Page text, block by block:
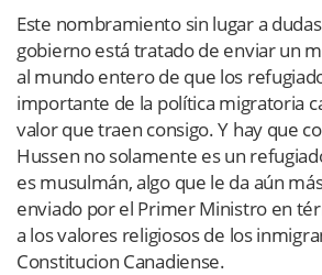
Este nombramiento sin lugar a
gobierno está tratado de enviar un
al mundo entero de que los
importante de la política migratoria
valor que traen consigo. Y hay que
Hussen no solamente es un
es musulmán, algo que le da aún
enviado por el Primer Ministro en
a los valores religiosos de los
Constitucion Canadiense.